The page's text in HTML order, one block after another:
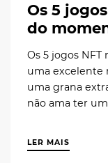
Os 5
do
Os 5 jogos
uma excelente
uma grana
não ama ter
LER MAIS